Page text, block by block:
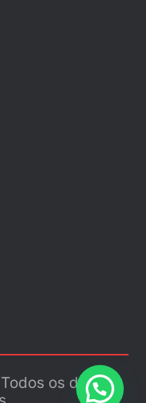
os direitos